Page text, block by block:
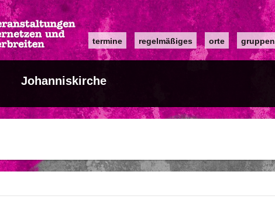
Main
navigation
termine regelmäßiges orte gruppen
Johanniskirche